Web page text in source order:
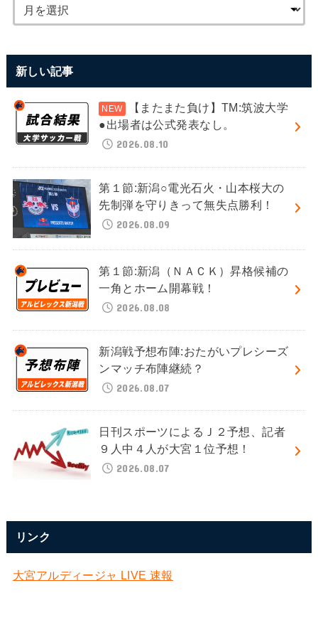
新しい記事
【またまた負け】TM:筑波大学
●出場者は公式発表なし。
2026.08.10
第１節:新潟○電光石火・山本桜大の
先制弾を守りきって無失点勝利！
2026.08.09
第１節:新潟（ＮＡＣＫ）昇格候補の
一角とホーム開幕戦！
2026.08.08
新潟戦予想布陣:おたがいプレシーズ
ンマッチ布陣継続？
2026.08.07
日刊スポーツによるＪ２予想、記者
９人中４人が大宮１位予想！
2026.08.07
リンク
大宮アルディージャ LIVE 速報